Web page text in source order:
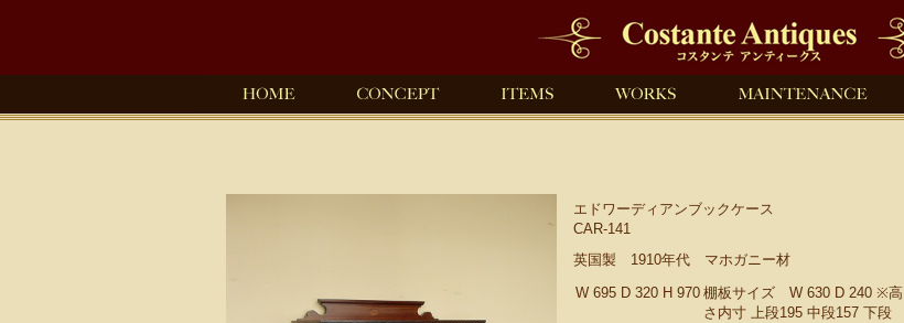
エドワーディアンブックケース
CAR-141
英国製 1910年代 マホガニー材
W 695 D 320 H 970 棚板サイズ W 630 D 240 ※高
さ内寸 上段195 中段157 下段